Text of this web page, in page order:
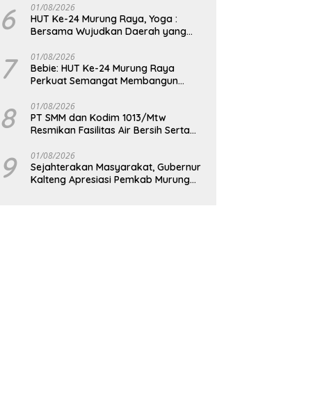
6 01/08/2026
HUT Ke-24 Murung Raya, Yoga :
Bersama Wujudkan Daerah yang
7 01/08/2026
Bebie: HUT Ke-24 Murung Raya
Perkuat Semangat Membangun
8 01/08/2026
PT SMM dan Kodim 1013/Mtw
Resmikan Fasilitas Air Bersih Serta
Masyarakat
9 01/08/2026
Sejahterakan Masyarakat, Gubernur
Kalteng Apresiasi Pemkab Murung